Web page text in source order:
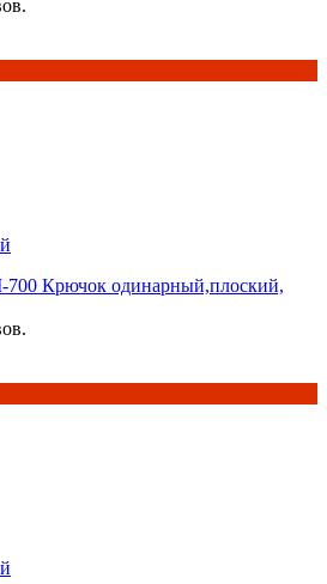
700 Крючок одинарный,плоский,